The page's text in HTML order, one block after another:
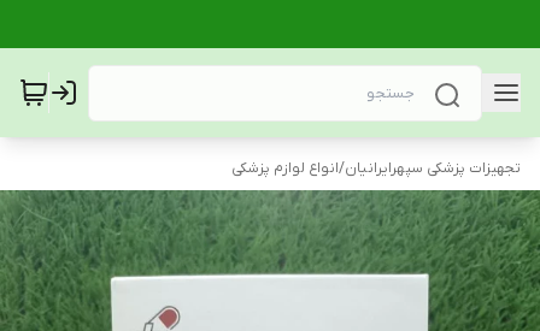
تجهیزات پزشکی سپهرایرانیان/انواع لوازم پزشکی